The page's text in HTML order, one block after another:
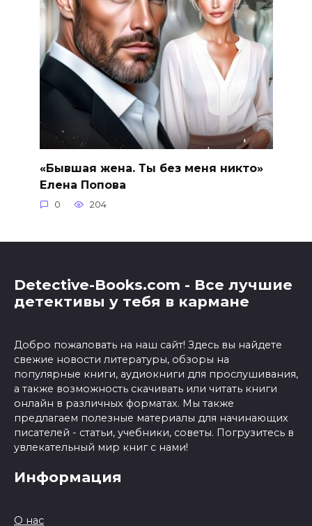
«Бывшая жена. Ты без меня никто»
Елена Попова
0 204
Detective-Books.com - Все лучшие
детективы у тебя в кармане
Добро пожаловать на наш сайт! Здесь вы найдете
свежие новости литературы, обзоры на
популярные книги, аудиокниги для прослушивания,
а также возможность скачивать или читать книги
онлайн в различных форматах. Мы также
предлагаем полезные материалы для начинающих
писателей - статьи, учебники, советы. Погрузитесь в
увлекательный мир книг с нами!
Информация
О нас